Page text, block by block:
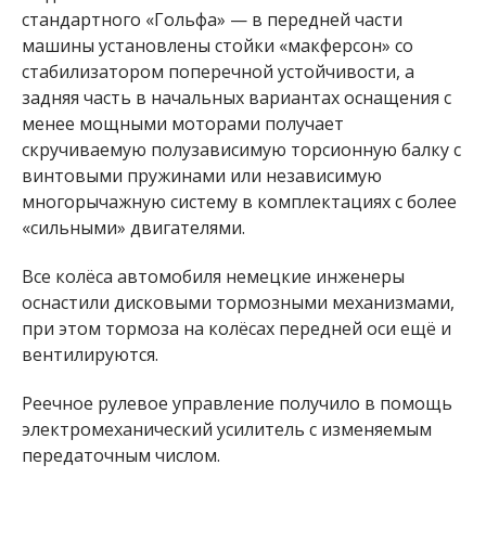
стандартного «Гольфа» — в передней части
машины установлены стойки «макферсон» со
стабилизатором поперечной устойчивости, а
задняя часть в начальных вариантах оснащения с
менее мощными моторами получает
скручиваемую полузависимую торсионную балку с
винтовыми пружинами или независимую
многорычажную систему в комплектациях с более
«сильными» двигателями.
Все колёса автомобиля немецкие инженеры
оснастили дисковыми тормозными механизмами,
при этом тормоза на колёсах передней оси ещё и
вентилируются.
Реечное рулевое управление получило в помощь
электромеханический усилитель с изменяемым
передаточным числом.